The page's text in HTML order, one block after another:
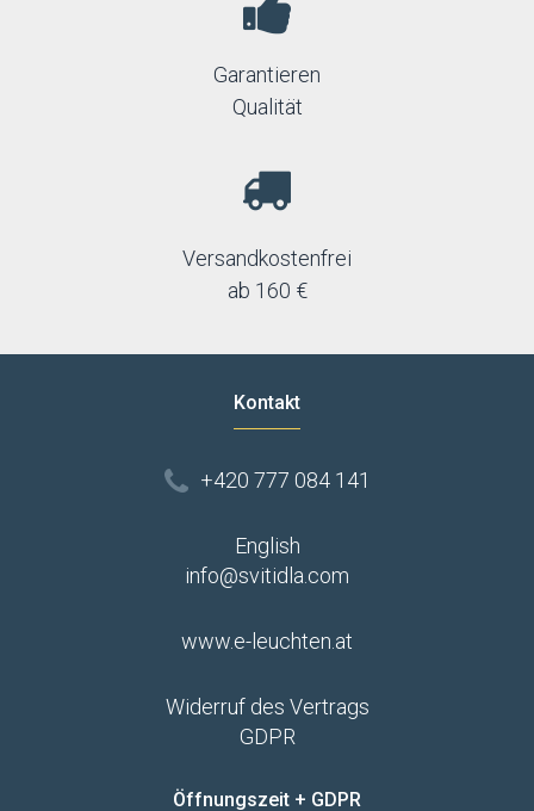
Garantieren
Qualität
Versandkostenfrei
ab 160 €
Kontakt
+420 777 084 141
English
info@svitidla.com
www.e-leuchten.at
Widerruf des Vertrags
GDPR
Öffnungszeit + GDPR